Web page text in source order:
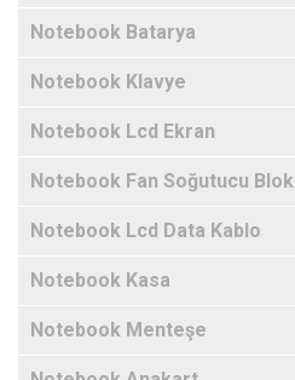
Notebook Batarya
Notebook Klavye
Notebook Lcd Ekran
Notebook Fan Soğutucu Blok
Notebook Lcd Data Kablo
Notebook Kasa
Notebook Menteşe